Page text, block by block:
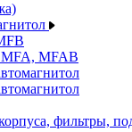
MFAB
фильтры,